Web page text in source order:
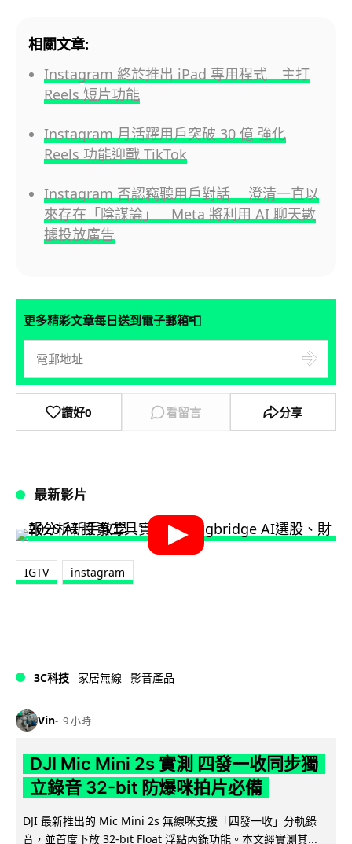
相關文章:
Instagram 終於推出 iPad 專用程式 主打
Reels 短片功能
Instagram 月活躍用戶突破 30 億 強化
Reels 功能迎戰 TikTok
Instagram 否認竊聽用戶對話 澄清一直以
來存在「陰謀論」 Meta 將利用 AI 聊天數
據投放廣告
更多精彩文章每日送到電子郵箱📮
讚好0 看留言 分享
最新影片
IGTV instagram
3C科技 家居無線 影音產品
Vin 9 小時
DJI Mic Mini 2s 實測 四發一收同步獨
立錄音 32-bit 防爆咪拍片必備
DJI 最新推出的 Mic Mini 2s 無線咪支援「四發一收」分軌錄
音，並首度下放 32-bit Float 浮點內錄功能。本文經實測其...